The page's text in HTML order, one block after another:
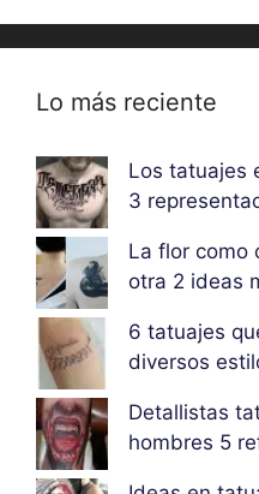
Lo más reciente
Los tatuajes
3
La flor como
otra 2 ideas
6 tatuajes
diversos
Detallistas
hombres 5